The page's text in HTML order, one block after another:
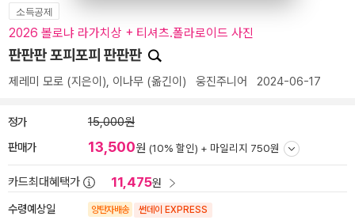
소득공제
2026 볼로냐 라가치상 + 티셔츠.폴라로이드 사진
판판판 포피포피 판판판
제레미 모로 (지은이), 이나무 (옮긴이) 웅진주니어 2024-06-17
정가 15,000원
판매가 13,500원 (10% 할인) + 마일리지 750원
카드최대혜택가 11,475원
수령예상일 양탄자배송 썬데이 EXPRESS